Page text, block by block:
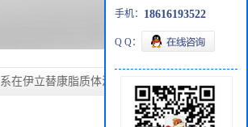
在伊立替康脂质体注射液中的应用
手机： 18616193522
Q Q：